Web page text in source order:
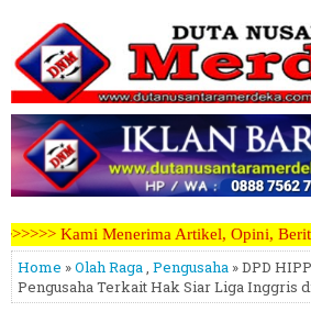
Opini, Berita Kegiatan, Iklan Pariwara
Home »Olah Raga, Pengusaha » DPD
Pengusaha Terkait Hak Siar Liga Inggris